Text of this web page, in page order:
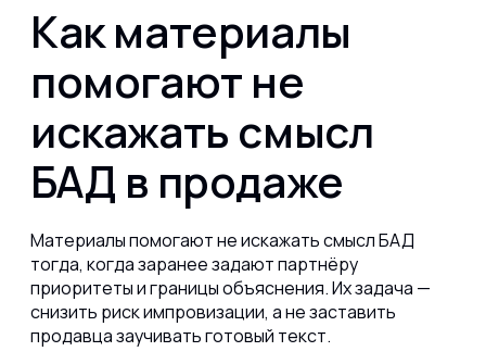
Как материалы
помогают не
искажать смысл
БАД в продаже
Материалы помогают не искажать смысл БАД
тогда, когда заранее задают партнёру
приоритеты и границы объяснения. Их задача —
снизить риск импровизации, а не заставить
продавца заучивать готовый текст.